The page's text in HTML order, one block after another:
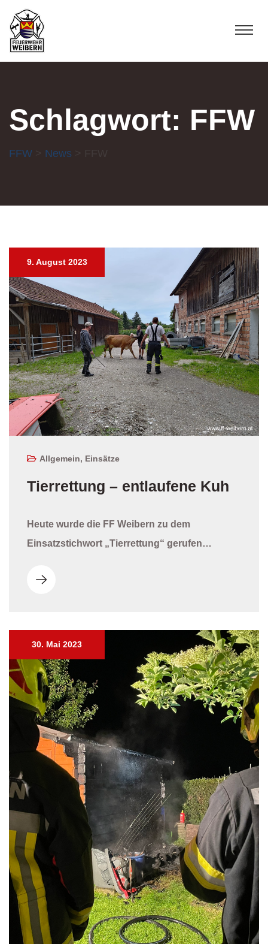
Schlagwort: FFW
FFW News
9. August 2023
Allgemein, Einsätze
Tierrettung – entlaufene Kuh
Heute wurde die FF Weibern zu dem
Einsatzstichwort „Tierrettung“ gerufen…
30. Mai 2023